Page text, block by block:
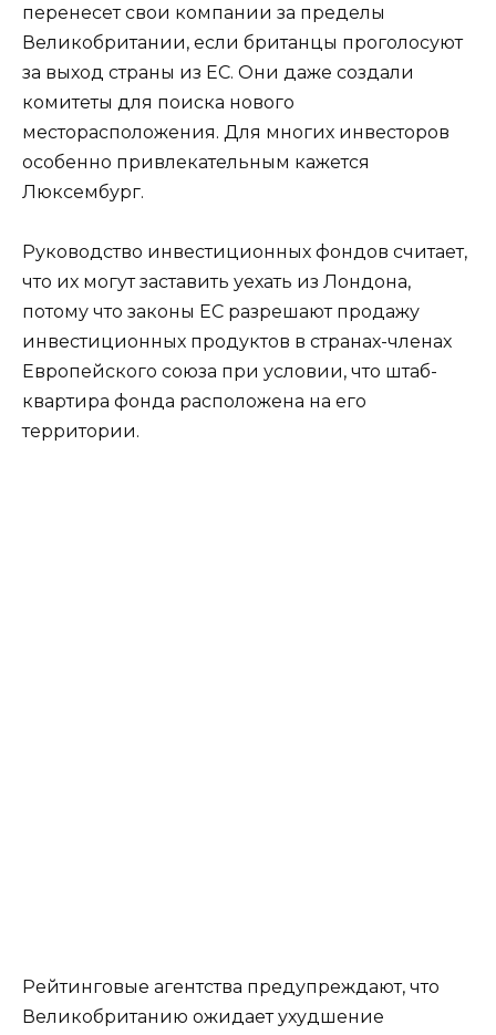
перенесет свои компании за пределы
Великобритании, если британцы проголосуют
за выход страны из ЕС. Они даже создали
комитеты для поиска нового
месторасположения. Для многих инвесторов
особенно привлекательным кажется
Люксембург.
Руководство инвестиционных фондов считает,
что их могут заставить уехать из Лондона,
потому что законы ЕС разрешают продажу
инвестиционных продуктов в странах-членах
Европейского союза при условии, что штаб-
квартира фонда расположена на его
территории.
Рейтинговые агентства предупреждают, что
Великобританию ожидает ухудшение